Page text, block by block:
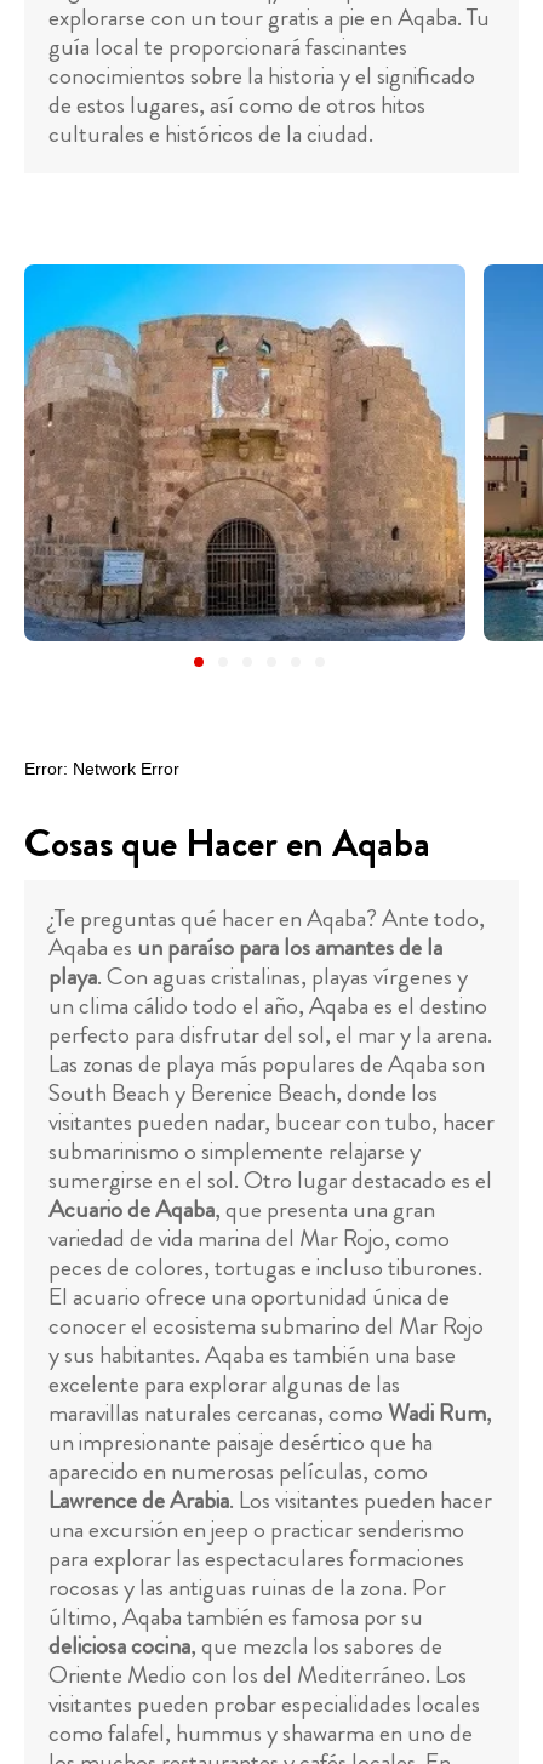
explorarse con un tour gratis a pie en Aqaba. Tu
guía local te proporcionará fascinantes
conocimientos sobre la historia y el significado
de estos lugares, así como de otros hitos
culturales e históricos de la ciudad.
Cosas que Hacer en Aqaba
¿Te preguntas qué hacer en Aqaba? Ante todo,
Aqaba es un paraíso para los amantes de la
playa. Con aguas cristalinas, playas vírgenes y
un clima cálido todo el año, Aqaba es el destino
perfecto para disfrutar del sol, el mar y la arena.
Las zonas de playa más populares de Aqaba son
South Beach y Berenice Beach, donde los
visitantes pueden nadar, bucear con tubo, hacer
submarinismo o simplemente relajarse y
sumergirse en el sol. Otro lugar destacado es el
Acuario de Aqaba, que presenta una gran
variedad de vida marina del Mar Rojo, como
peces de colores, tortugas e incluso tiburones.
El acuario ofrece una oportunidad única de
conocer el ecosistema submarino del Mar Rojo
y sus habitantes. Aqaba es también una base
excelente para explorar algunas de las
maravillas naturales cercanas, como Wadi Rum,
un impresionante paisaje desértico que ha
aparecido en numerosas películas, como
Lawrence de Arabia. Los visitantes pueden hacer
una excursión en jeep o practicar senderismo
para explorar las espectaculares formaciones
rocosas y las antiguas ruinas de la zona. Por
último, Aqaba también es famosa por su
deliciosa cocina, que mezcla los sabores de
Oriente Medio con los del Mediterráneo. Los
visitantes pueden probar especialidades locales
como falafel, hummus y shawarma en uno de